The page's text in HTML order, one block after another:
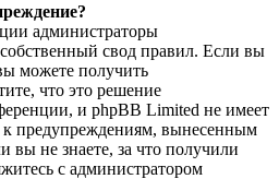
администраторы
свод правил. Если вы
можете получить
что это решение
и phpBB Limited не имеет
к предупреждениям, вынесенным
вы не знаете, за что получили
с администратором